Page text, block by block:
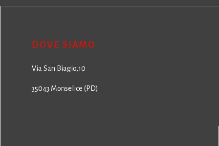
DOVE SIAMO
Via San Biagio,10
35043 Monselice (PD)